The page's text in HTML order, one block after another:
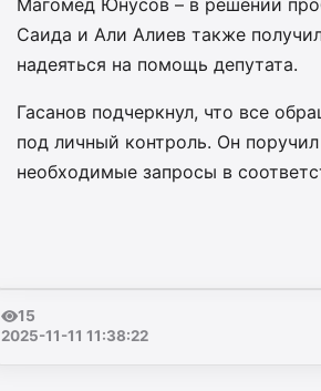
Магомед Юнусов – в решении
Саида и Али Алиев также
надеяться на помощь депутата.
Гасанов подчеркнул, что все
под личный контроль. Он
необходимые запросы в
15
2025-11-11 11:38:22